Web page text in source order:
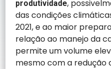
produtividade,
das condições
2021, e ao maior
relação ao manejo da
permite um volume
mesmo com a redução